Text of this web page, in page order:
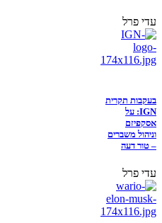
עדי פרל
בעקבות תקרית
IGN: על
אסקפיזם
וניהול משברים
– טור דעה
עדי פרל